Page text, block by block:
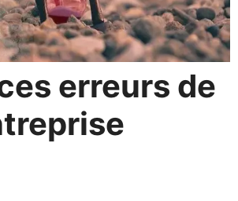
erreurs de